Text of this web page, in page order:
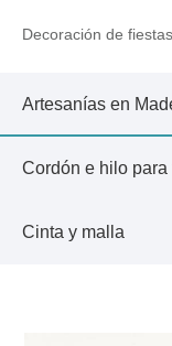
Decoración de
Artesanías en
Cordón e hilo para
Cinta y malla